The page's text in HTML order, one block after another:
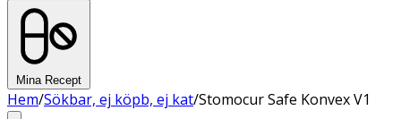
Mina Recept
Hem/Sökbar, ej köpb, ej kat/Stomocur Safe Konvex V1